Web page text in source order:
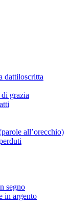
dattiloscritta
grazia
all’orecchio)
segno
in argento